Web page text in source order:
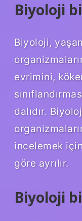
Biyoloji
Biyoloji,
evrimini,
dalıdır.
incelemek
göre ayrılır.
Biyoloji